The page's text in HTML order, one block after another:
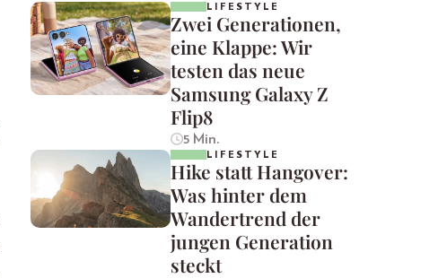
LIFESTYLE
Zwei Generationen,
eine Klappe: Wir
testen das neue
Samsung Galaxy Z
Flip8
5 Min.
LIFESTYLE
Hike statt Hangover:
Was hinter dem
Wandertrend der
jungen Generation
steckt